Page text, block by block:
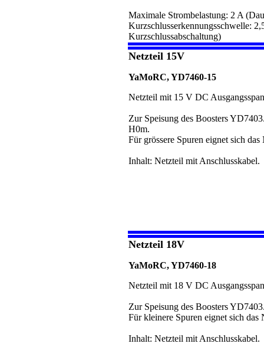
Maximale Strombelastung: 2 A
Kurzschlusserkennungsschwelle:
Kurzschlussabschaltung)
Netzteil 15V
YaMoRC, YD7460-15
Netzteil mit 15 V DC
Zur Speisung des Boosters
H0m.
Für grössere Spuren eignet sich
Inhalt: Netzteil mit Anschlusskabel.
Netzteil 18V
YaMoRC, YD7460-18
Netzteil mit 18 V DC
Zur Speisung des Boosters
Für kleinere Spuren eignet sich
Inhalt: Netzteil mit Anschlusskabel.